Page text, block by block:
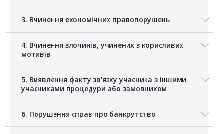
3. Вчинення економічних правопорушень
4. Вчинення злочинів, учинених з корисливих
мотивів
5. Виявлення факту зв'язку учасника з іншими
учасниками процедури або замовником
6. Порушення справ про банкрутство